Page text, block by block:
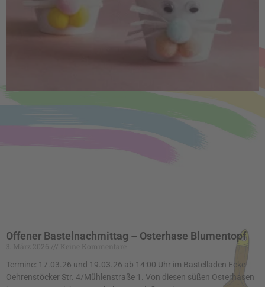
Offener Bastelnachmittag – Osterhase Blumentopf
3. März 2026
Keine Kommentare
Termine: 17.03.26 und 19.03.26 ab 14:00 Uhr im Bastelladen Ecke
Oehrenstöcker Str. 4/Mühlenstraße 1. Von diesen süßen Osterhasen